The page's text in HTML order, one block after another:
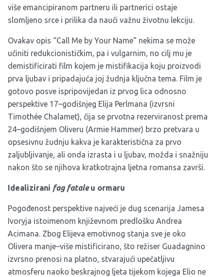
više emancipiranom partneru ili partnerici ostaje
slomljeno srce i prilika da nauči važnu životnu lekciju.
Ovakav opis “Call Me by Your Name” nekima se može
učiniti redukcionističkim, pa i vulgarnim, no cilj mu je
demistificirati film kojem je mistifikacija koju proizvodi
prva ljubav i pripadajuća joj žudnja ključna tema. Film je
gotovo posve ispripovijedan iz prvog lica odnosno
perspektive 17–godišnjeg Elija Perlmana (izvrsni
Timothée Chalamet), čija se prvotna rezerviranost prema
24–godišnjem Oliveru (Armie Hammer) brzo pretvara u
opsesivnu žudnju kakva je karakteristična za prvo
zaljubljivanje, ali onda izrasta i u ljubav, možda i snažniju
nakon što se njihova kratkotrajna ljetna romansa završi.
Idealizirani fag fataleu ormaru
Pogođenost perspektive najveći je dug scenarija Jamesa
Ivoryja istoimenom književnom predlošku Andrea
Acimana. Zbog Elijeva emotivnog stanja sve je oko
Olivera manje–više mistificirano, što režiser Guadagnino
izvrsno prenosi na platno, stvarajući upečatljivu
atmosferu naoko beskrajnog ljeta tijekom kojega Elio ne